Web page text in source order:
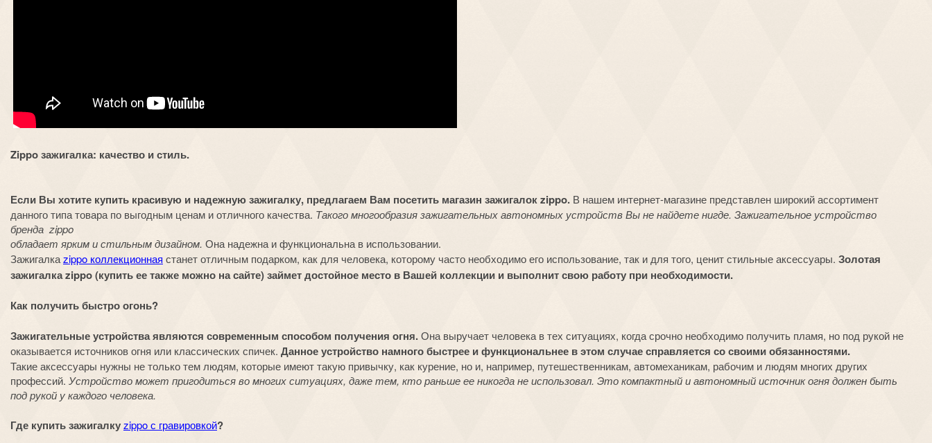
Zippo зажигалка: качество и стиль.
Если Вы хотите купить красивую и надежную зажигалку, предлагаем Вам посетить магазин зажигалок zippo. В нашем интернет-магазине представлен широкий ассортимент
данного типа товара по выгодным ценам и отличного качества. Такого многообразия зажигательных автономных устройств Вы не найдете нигде. Зажигательное устройство
бренда zippo
обладает ярким и стильным дизайном. Она надежна и функциональна в использовании.
Зажигалкаzippo коллекционная станет отличным подарком, как для человека, которому часто необходимо его использование, так и для того, ценит стильные аксессуары. Золотая
зажигалка zippo (купить ее также можно на сайте) займет достойное место в Вашей коллекции и выполнит свою работу при необходимости.
Как получить быстро огонь?
Зажигательные устройства являются современным способом получения огня.Она выручает человека в тех ситуациях, когда срочно необходимо получить пламя, но под рукой не
оказывается источников огня или классических спичек. Данное устройство намного быстрее и функциональнее в этом случае справляется со своими обязанностями.
Такие аксессуары нужны не только тем людям, которые имеют такую привычку, как курение, но и, например, путешественникам, автомеханикам, рабочим и людям многих других
профессий. Устройство может пригодиться во многих ситуациях, даже тем, кто раньше ее никогда не использовал. Это компактный и автономный источник огня должен быть
под рукой у каждого человека.
Где купить зажигалкуzippo с гравировкой?